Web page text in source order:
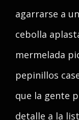
agarrarse a
cebolla
mermelada
pepinillos
que la gente
detalle a la